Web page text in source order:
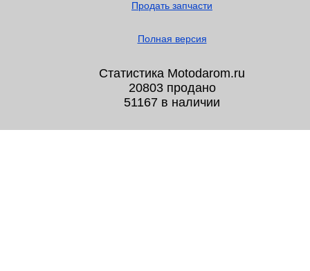
Продать запчасти
Полная версия
Статистика Motodarom.ru
20803 продано
51167 в наличии